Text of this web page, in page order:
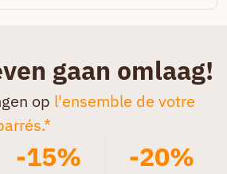
gaan omlaag!
op l'ensemble de votre
-15% -20%